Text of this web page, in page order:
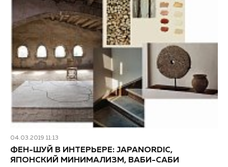
04.03.2019 11:13
ФЕН-ШУЙ В ИНТЕРЬЕРЕ: JAPANORDIC,
ЯПОНСКИЙ МИНИМАЛИЗМ, ВАБИ-САБИ